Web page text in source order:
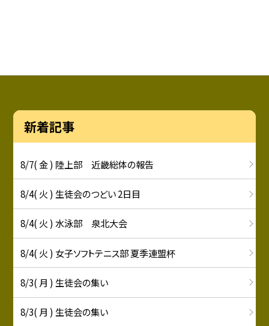
新着記事
8/7( 金 ) 陸上部 近畿総体の報告
8/4( 火 ) 生徒会のつどい 2日目
8/4( 火 ) 水泳部 泉北大会
8/4( 火 ) 女子ソフトテニス部 夏季連盟杯
8/3( 月 ) 生徒会の集い
8/3( 月 ) 生徒会の集い